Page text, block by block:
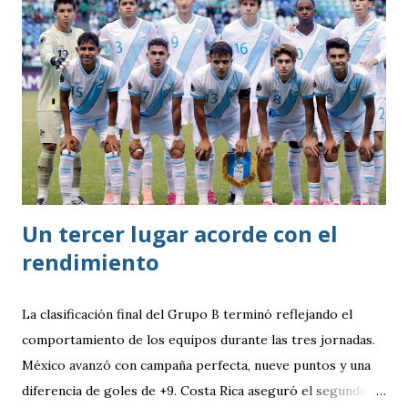
Un tercer lugar acorde con el
rendimiento
La clasificación final del Grupo B terminó reflejando el
comportamiento de los equipos durante las tres jornadas.
México avanzó con campaña perfecta, nueve puntos y una
diferencia de goles de +9. Costa Rica aseguró el segundo